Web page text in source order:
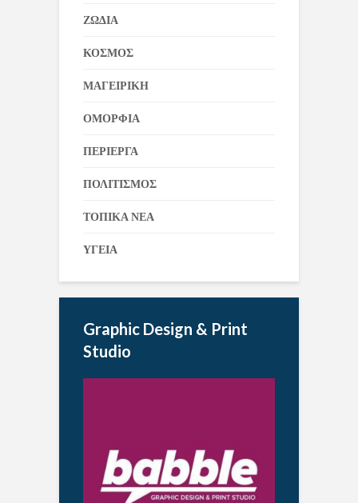
ΖΩΔΙΑ
ΚΟΣΜΟΣ
ΜΑΓΕΙΡΙΚΗ
ΟΜΟΡΦΙΑ
ΠΕΡΙΕΡΓΑ
ΠΟΛΙΤΙΣΜΟΣ
ΤΟΠΙΚΑ ΝΕΑ
ΥΓΕΙΑ
Graphic Design & Print
Studio